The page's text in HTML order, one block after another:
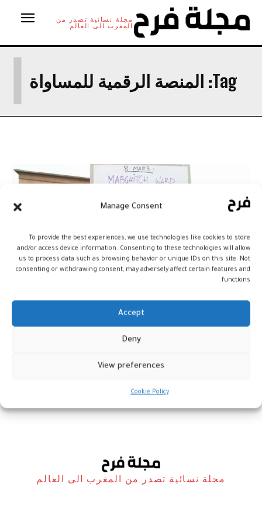
Manage Consent
To provide the best experiences, we use technologies like cookies to store
and/or access device information. Consenting to these technologies will allow
us to process data such as browsing behavior or unique IDs on this site. Not
consenting or withdrawing consent, may adversely affect certain features and
functions.
Accept
Deny
View preferences
Cookie Policy
مجلة نسائية تصدر من
المغرب الى العالم
Tag: المنصة الرقمية للمساواة
وزارة التضامن تطلق المنصة
الرقمية لتعزيز المساواة وتمكين
مجلة نسائية تصدر من المغرب الى العالم